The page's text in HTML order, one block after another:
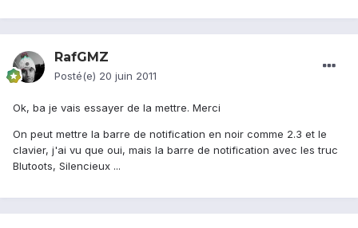
RafGMZ
Posté(e) 20 juin 2011
Ok, ba je vais essayer de la mettre. Merci
On peut mettre la barre de notification en noir comme 2.3 et le
clavier, j'ai vu que oui, mais la barre de notification avec les truc
Blutoots, Silencieux ...